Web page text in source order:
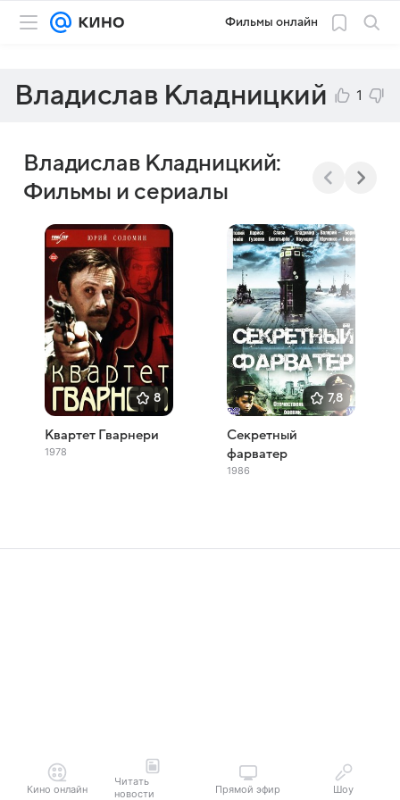
Фильмы онлайн
Владислав Кладницкий 1
Владислав Кладницкий:
Фильмы и сериалы
8
Квартет Гварнери
1978
7,8
Секретный
фарватер
1986
Кино онлайн
Читать
новости
Прямой эфир Шоу